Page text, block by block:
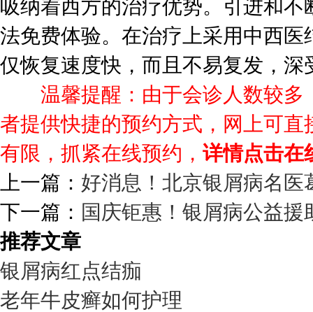
吸纳着西方的治疗优势。引进和
法免费体验。在治疗上采用中西
仅恢复速度快，而且不易复发，深
温馨提醒：由于会诊人数较多
者提供快捷的预约方式，网上可
有限，抓紧在线预约， 详情点击在
上一篇： 好消息！北京银屑病名医
下一篇： 国庆钜惠！银屑病公益
推荐文章
银屑病红点结痂
老年牛皮癣如何护理